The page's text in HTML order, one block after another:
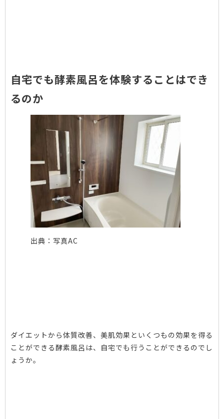
自宅でも酵素風呂を体験することはでき
るのか
出典： 写真AC
ダイエットから体質改善、美肌効果といくつもの効果を得る
ことができる酵素風呂は、自宅でも行うことができるのでし
ょうか。